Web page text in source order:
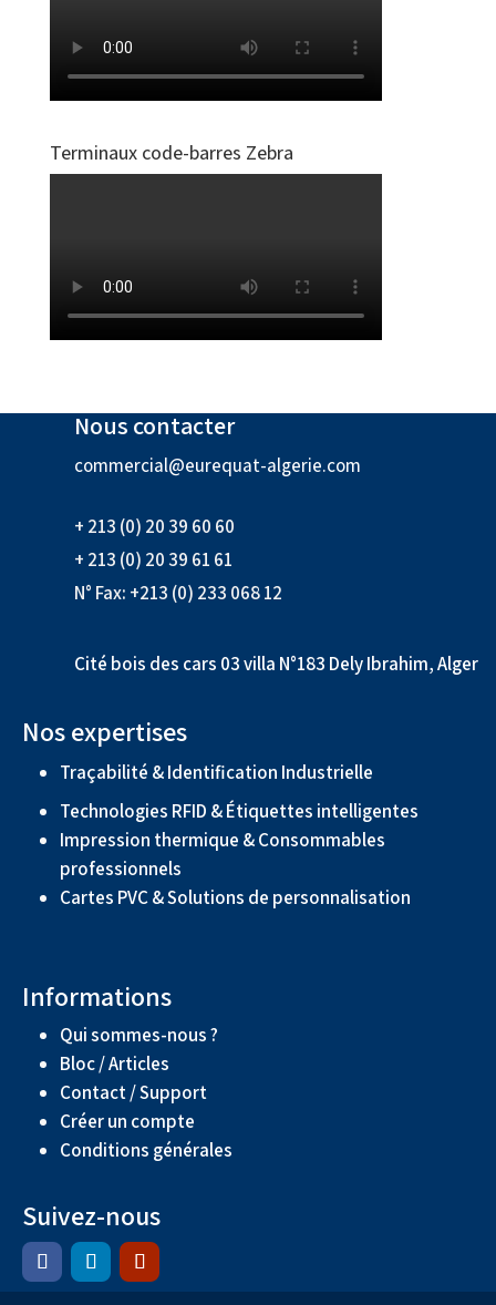
Terminaux code-barres Zebra
Nous contacter
commercial@eurequat-algerie.com
+ 213 (0) 20 39 60 60
+ 213 (0) 20 39 61 61
N° Fax: +213 (0) 233 068 12
Cité bois des cars 03 villa N°183 Dely Ibrahim, Alger
Nos expertises
Traçabilité & Identification Industrielle
Technologies RFID & Étiquettes intelligentes
Impression thermique & Consommables
professionnels
Cartes PVC & Solutions de personnalisation
Informations
Qui sommes-nous ?
Bloc / Articles
Contact / Support
Créer un compte
Conditions générales
Suivez-nous